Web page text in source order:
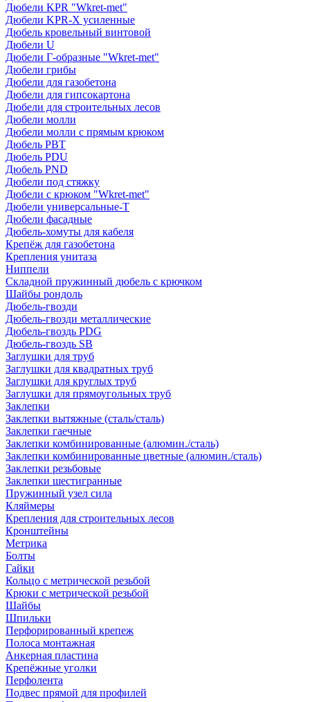
Дюбели KPR "Wkret-met"
Дюбели KPR-Х усиленные
Дюбель кровельный винтовой
Дюбели U
Дюбели Г-образные "Wkret-met"
Дюбели грибы
Дюбели для газобетона
Дюбели для гипсокартона
Дюбели для строительных лесов
Дюбели молли
Дюбели молли с прямым крюком
Дюбель PBT
Дюбель PDU
Дюбель PND
Дюбели под стяжку
Дюбели с крюком "Wkret-met"
Дюбели универсальные-Т
Дюбели фасадные
Дюбель-хомуты для кабеля
Крепёж для газобетона
Крепления унитаза
Ниппели
Складной пружинный дюбель с крючком
Шайбы рондоль
Дюбель-гвозди
Дюбель-гвозди металлические
Дюбель-гвоздь PDG
Дюбель-гвоздь SB
Заглушки для труб
Заглушки для квадратных труб
Заглушки для круглых труб
Заглушки для прямоугольных труб
Заклепки
Заклепки вытяжные (сталь/сталь)
Заклепки гаечные
Заклепки комбинированные (алюмин./сталь)
Заклепки комбинированные цветные (алюмин./сталь)
Заклепки резьбовые
Заклепки шестигранные
Пружинный узел сила
Кляймеры
Крепления для строительных лесов
Кронштейны
Метрика
Болты
Гайки
Кольцо с метрической резьбой
Крюки с метрической резьбой
Шайбы
Шпильки
Перфорированный крепеж
Полоса монтажная
Анкерная пластина
Крепёжные уголки
Перфолента
Подвес прямой для профилей